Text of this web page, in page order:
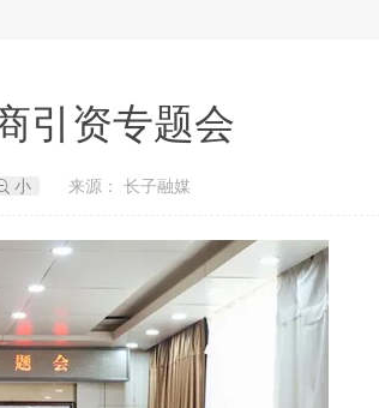
引资专题会
小 来源： 长子融媒